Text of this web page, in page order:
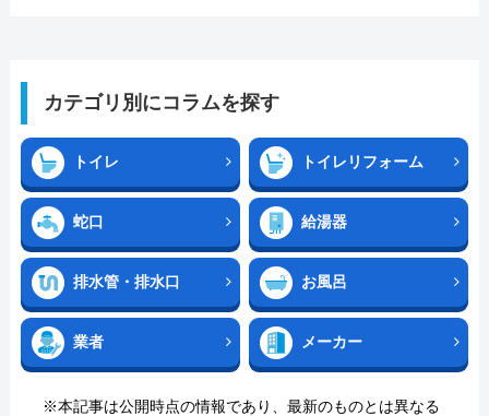
カテゴリ別にコラムを探す
トイレ トイレリフォーム
蛇口 給湯器
排水管・排水口 お風呂
業者 メーカー
※本記事は公開時点の情報であり、最新のものとは異なる